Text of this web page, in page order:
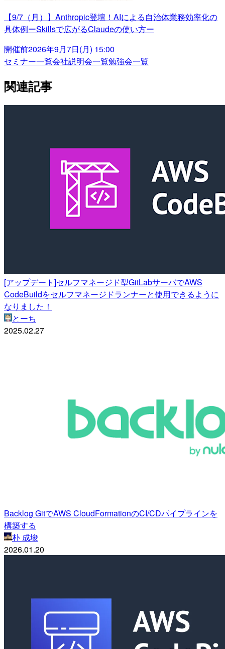
【9/7（月）】Anthropic登壇！AIによる自治体業務効率化の
具体例ーSkillsで広がるClaudeの使い方ー
開催前2026年9月7日(月) 15:00
セミナー一覧会社説明会一覧勉強会一覧
関連記事
[アップデート]セルフマネージド型GitLabサーバでAWS
CodeBuildをセルフマネージドランナーと使用できるように
なりました！
とーち
2025.02.27
Backlog GitでAWS CloudFormationのCI/CDパイプラインを
構築する
朴 成埈
2026.01.20